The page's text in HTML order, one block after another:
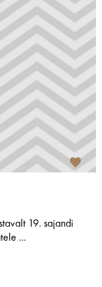
19. sajandi
...